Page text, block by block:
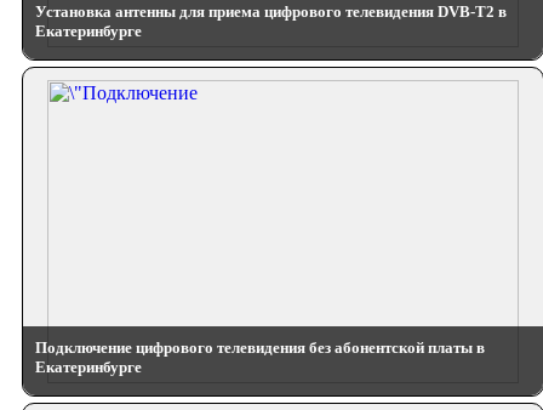
Установка антенны для приема цифрового телевидения DVB-T2 в
Екатеринбурге
Подключение цифрового телевидения без абонентской платы в
Екатеринбурге